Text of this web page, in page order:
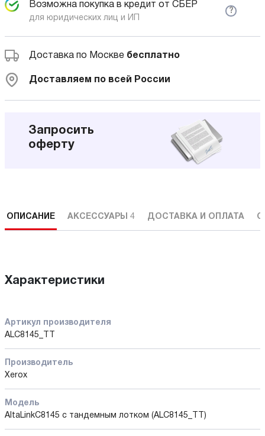
Возможна покупка в кредит от СБЕР
для юридических лиц и ИП
?
Доставка по Москве бесплатно
Доставляем по всей России
Запросить
оферту
ОПИСАНИЕ АКСЕССУАРЫ 4 ДОСТАВКА И ОПЛАТА
Характеристики
Артикул производителя
ALC8145_TT
Производитель
Xerox
Модель
AltaLinkC8145 с тандемным лотком (ALC8145_TT)